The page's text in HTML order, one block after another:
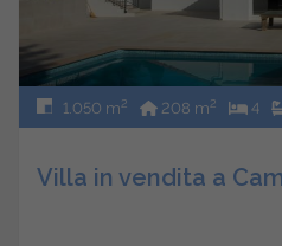
1.050 m2 208 m2 4
Villa in vendita a